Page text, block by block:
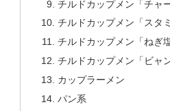
チルドカップメン「チャ
チルドカップメン「スタ
チルドカップメン「ねぎ
チルドカップメン「ビャ
カップラーメン
パン系